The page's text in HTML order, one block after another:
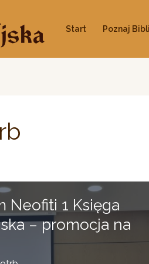
Start Poznaj
Neofiti 1 Księga
– promocja na